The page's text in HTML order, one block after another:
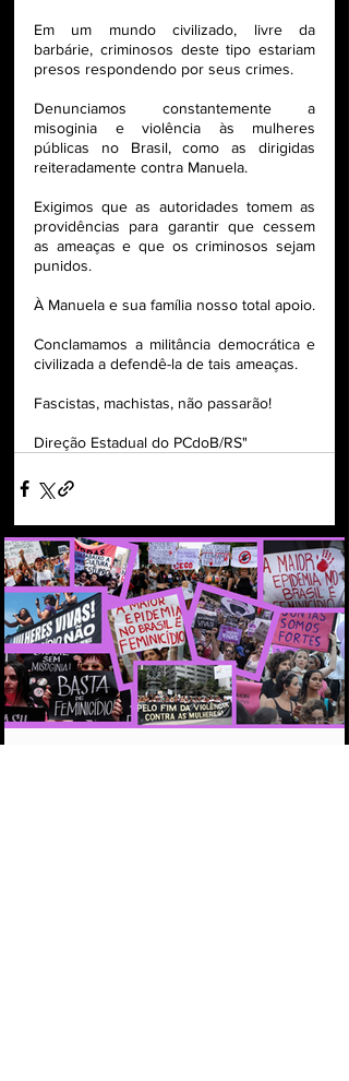
Em um mundo civilizado, livre da
barbárie, criminosos deste tipo estariam
presos respondendo por seus crimes.
Denunciamos constantemente a
misoginia e violência às mulheres
públicas no Brasil, como as dirigidas
reiteradamente contra Manuela.
Exigimos que as autoridades tomem as
providências para garantir que cessem
as ameaças e que os criminosos sejam
punidos.
Conclamamos a militância democrática e
civilizada a defendê-la de tais ameaças.
Fascistas, machistas, não passarão!
Direção Estadual do PCdoB/RS"